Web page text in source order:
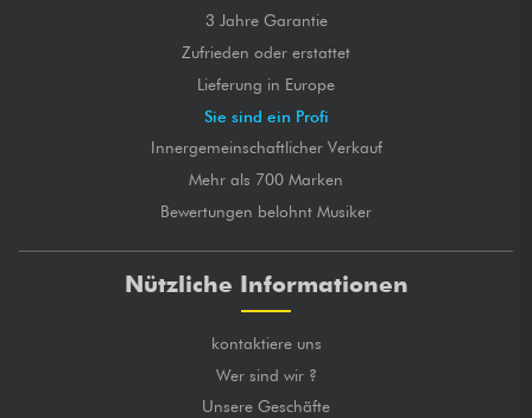
3 Jahre Garantie
Zufrieden oder erstattet
Lieferung in Europe
Sie sind ein Profi
Innergemeinschaftlicher Verkauf
Mehr als 700 Marken
Bewertungen belohnt Musiker
Nützliche Informationen
kontaktiere uns
Wer sind wir ?
Unsere Geschäfte